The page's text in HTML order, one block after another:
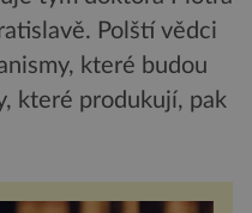
Polští vědci
které budou
které produkují, pak